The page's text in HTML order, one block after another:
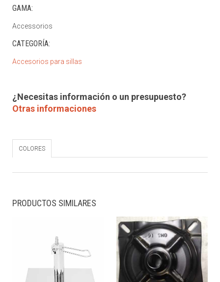
GAMA:
Accessorios
CATEGORÍA:
Accesorios para sillas
¿Necesitas información o un presupuesto?
Otras informaciones
COLORES
PRODUCTOS SIMILARES